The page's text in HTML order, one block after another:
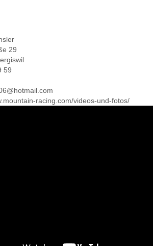
29
59
racing.com/videos-und-fotos/